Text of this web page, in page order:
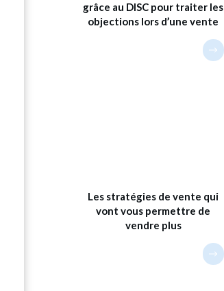
grâce au DISC pour traiter les
objections lors d’une vente
Les stratégies de vente qui
vont vous permettre de
vendre plus